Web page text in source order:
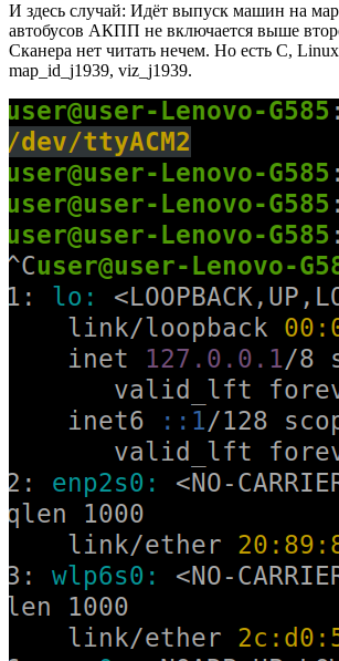
И здесь случай: Идёт выпуск машин на
автобусов АКПП не включается выше
Сканера нет читать нечем. Но есть C,
map_id_j1939, viz_j1939.